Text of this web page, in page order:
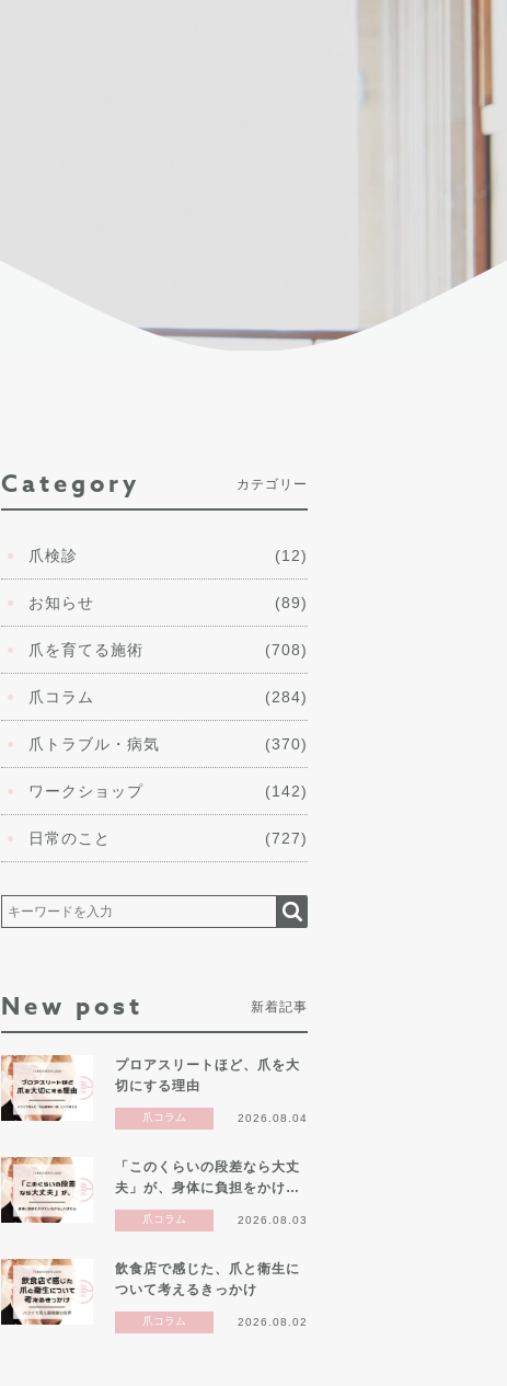
Category カテゴリー
爪検診 (12)
お知らせ (89)
爪を育てる施術 (708)
爪コラム (284)
爪トラブル・病気 (370)
ワークショップ (142)
日常のこと (727)
New post 新着記事
プロアスリートほど、爪を大
切にする理由
爪コラム 2026.08.04
「このくらいの段差なら大丈
夫」が、身体に負担をかけ…
爪コラム 2026.08.03
飲食店で感じた、爪と衛生に
ついて考えるきっかけ
爪コラム 2026.08.02